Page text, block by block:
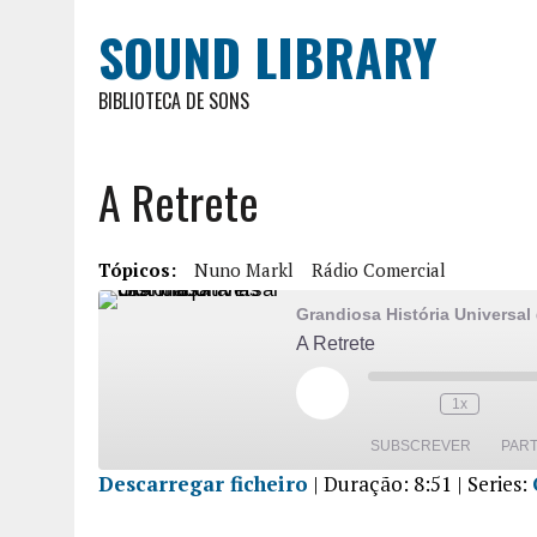
SOUND LIBRARY
BIBLIOTECA DE SONS
A Retrete
Tópicos: Nuno Markl Rádio Comercial
Grandiosa História Universal
A Retrete
1x
SUBSCREVER
Descarregar ficheiro | Duração: 8:51 | Series: